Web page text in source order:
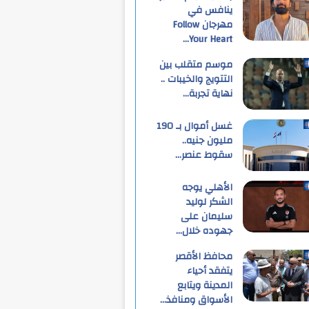
ينافس في
مهرجان Follow
Your Heart…
موسم متقلب بين
التتويج والخيبات ..
نهاية تجربة…
غسل أموال بـ 190
مليون جنيه..
سقوط عنصر…
الأهلي يوجه
الشكر لوليد
سليمان على
جهوده خلال…
محافظ الأقصر
يتفقد أحياء
المدينة ويتابع
الأسواق ومنافذ…